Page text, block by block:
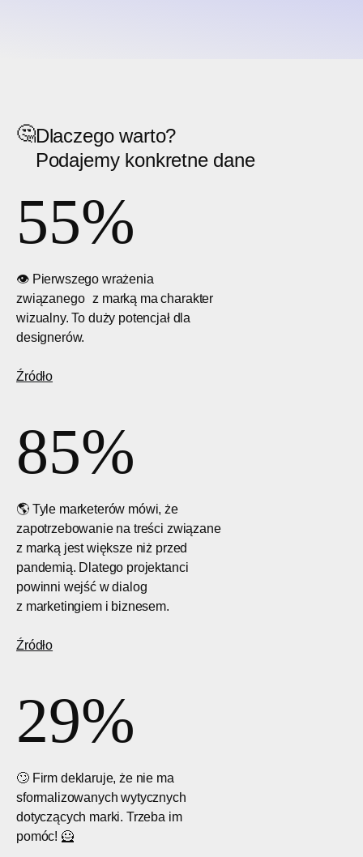
🤔Dlaczego warto?
Podajemy konkretne dane
55%
👁️ Pierwszego wrażenia
związanego z marką ma charakter
wizualny. To duży potencjał dla
designerów.
Źródło
85%
🌎 Tyle marketerów mówi, że
zapotrzebowanie na treści związane
z marką jest większe niż przed
pandemią. Dlatego projektanci
powinni wejść w dialog
z marketingiem i biznesem.
Źródło
29%
🙄 Firm deklaruje, że nie ma
sformalizowanych wytycznych
dotyczących marki. Trzeba im
pomóc! 🦸